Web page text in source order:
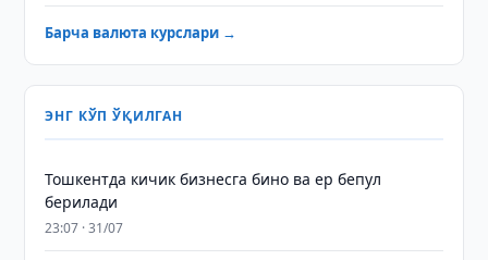
Барча валюта курслари →
ЭНГ КЎП ЎҚИЛГАН
Тошкентда кичик бизнесга бино ва ер бепул
берилади
23:07 · 31/07